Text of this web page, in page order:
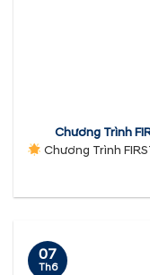
Chương Trình
Chương Trình
07
Th6